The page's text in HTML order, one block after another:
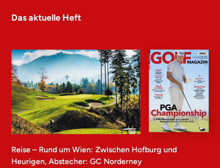
Das aktuelle Heft
Reise – Rund um Wien: Zwischen Hofburg und
Heurigen, Abstecher: GC Norderney